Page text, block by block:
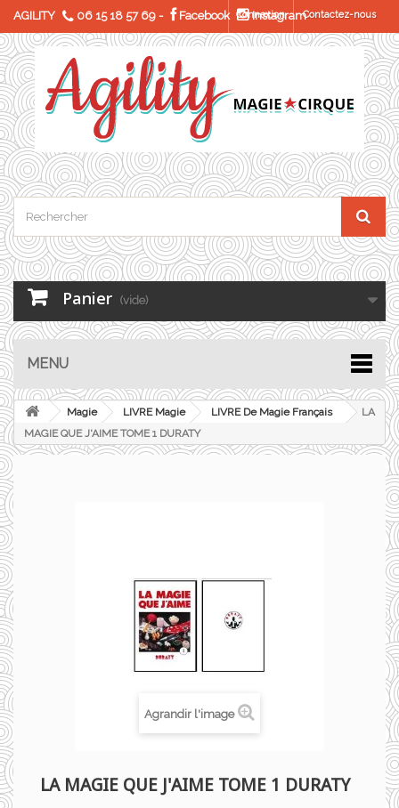
AGILITY 06 15 18 57 69 - Facebook InstagramContactez-nous
Connexion
Panier (vide)
MENU
Magie LIVRE Magie LIVRE De Magie Français
LA
MAGIE QUE J'AIME TOME 1 DURATY
Agrandir l'image
LA MAGIE QUE J'AIME TOME 1 DURATY